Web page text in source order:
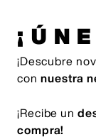
¡Descubre
con nuestra
¡Recibe un
compra!